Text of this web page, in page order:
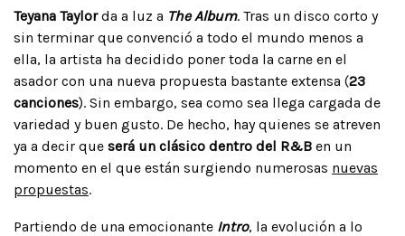
Teyana Taylorda a luz a The Album. Tras un disco corto y
sin terminar que convenció a todo el mundo menos a
ella, la artista ha decidido poner toda la carne en el
asador con una nueva propuesta bastante extensa (23
canciones). Sin embargo, sea como sea llega cargada de
variedad y buen gusto. De hecho, hay quienes se atreven
ya a decir que será un clásico dentro del R&B en un
momento en el que están surgiendo numerosas nuevas
propuestas.
Partiendo de una emocionante Intro, la evolución a lo